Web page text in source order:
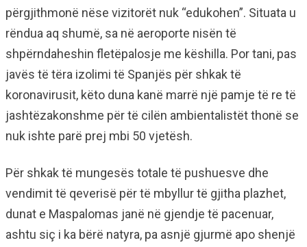
përgjithmonë nëse vizitorët nuk “edukohen”. Situata u
rëndua aq shumë, sa në aeroporte nisën të
shpërndaheshin fletëpalosje me këshilla. Por tani, pas
javës të tëra izolimi të Spanjës për shkak të
koronavirusit, këto duna kanë marrë një pamje të re të
jashtëzakonshme për të cilën ambientalistët thonë se
nuk ishte parë prej mbi 50 vjetësh.
Për shkak të mungesës totale të pushuesve dhe
vendimit të qeverisë për të mbyllur të gjitha plazhet,
dunat e Maspalomas janë në gjendje të pacenuar,
ashtu siç i ka bërë natyra, pa asnjë gjurmë apo shenjë